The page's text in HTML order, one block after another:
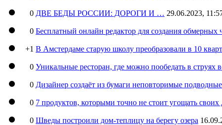
0 ДВЕ БЕДЫ РОССИИ: ДОРОГИ И … 29.06.2023,
0 Бесплатный онлайн редактор для создания обмерных
+1 В Амстердаме старую школу преобразовали в 10
0 Уникальные ресторан, где можно пообедать в струях
0 Дизайнер создаёт из бумаги неповторимые
0 7 продуктов, которыми точно не стоит угощать
0 Шведы построили дом-теплицу на берегу озера